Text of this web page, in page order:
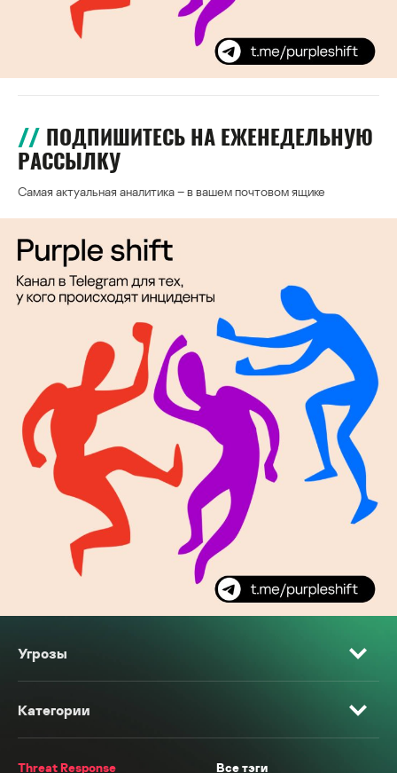
ПОДПИШИТЕСЬ НА ЕЖЕНЕДЕЛЬНУЮ
РАССЫЛКУ
Самая актуальная аналитика – в вашем почтовом ящике
Угрозы
Категории
Threat Response Все тэги